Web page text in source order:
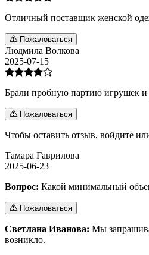
Отличный поставщик женской
Пожаловаться
Людмила Волкова
2025-07-15
Брали пробную партию игрушек и
Пожаловаться
Чтобы оставить отзыв, войдите
Тамара Гаврилова
2025-06-23
Вопрос: Какой минимальный
Пожаловаться
Светлана Иванова: Мы
возникло.